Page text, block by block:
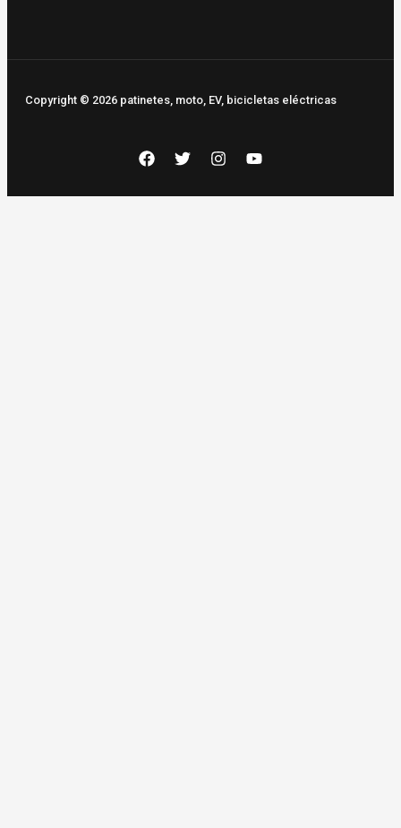
Copyright © 2026 patinetes, moto, EV, bicicletas eléctricas